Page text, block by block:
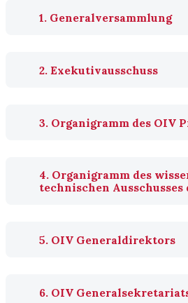
1. Generalversammlung
2. Exekutivausschuss
3. Organigramm des OIV
4. Organigramm des
technischen Ausschusses
5. OIV Generaldirektors
6. OIV